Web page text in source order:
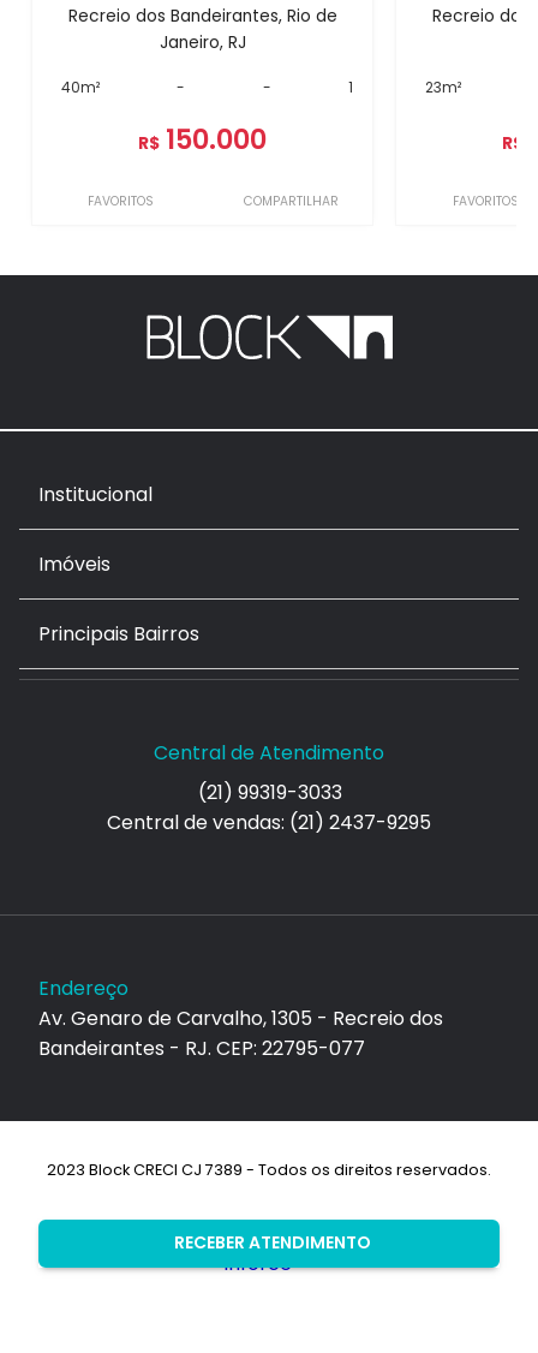
RECEBER ATENDIMENTO
Recreio dos Bandeirantes, Rio de
Janeiro, RJ
40m² - - 1
R$ 150.000
FAVORITOS COMPARTILHAR
Recreio dos
23m²
R$
FAVORITOS
Institucional
Imóveis
Principais Bairros
Central de Atendimento
(21) 99319-3033
Central de vendas: (21) 2437-9295
Endereço
Av. Genaro de Carvalho, 1305 - Recreio dos
Bandeirantes - RJ. CEP: 22795-077
2023 Block CRECI CJ 7389 - Todos os direitos reservados.